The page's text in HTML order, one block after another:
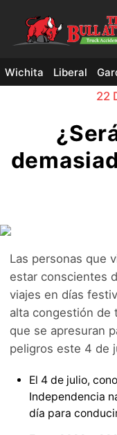
Wichita Liberal
22
Las personas que
estar conscientes
viajes en días
alta congestión de
que se apresuran
peligros este 4 de
El 4 de julio,
Independencia
día para